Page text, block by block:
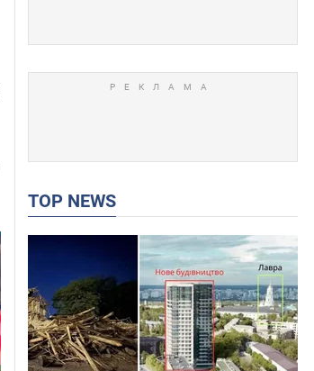
TOP NEWS